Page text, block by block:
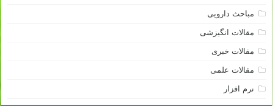
مباحث دارویی
مقالات انگیزشی
مقالات خبری
مقالات علمی
نرم افزار